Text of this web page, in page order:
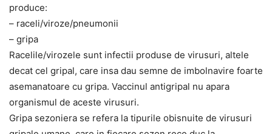
produce:
– raceli/viroze/pneumonii
– gripa
Racelile/virozele sunt infectii produse de virusuri, altele
decat cel gripal, care insa dau semne de imbolnavire foarte
asemanatoare cu gripa. Vaccinul antigripal nu apara
organismul de aceste virusuri.
Gripa sezoniera se refera la tipurile obisnuite de virusuri